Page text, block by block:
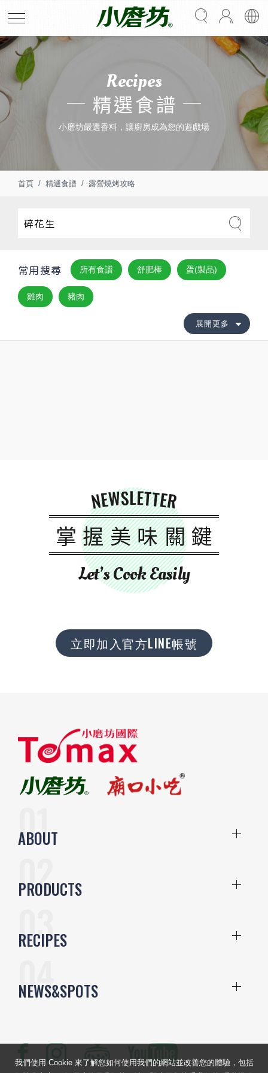
Recipes
精選食譜
小磨坊嚴選香料，讓廚房成為您的遊戲場
首頁 精選食譜 露營燒烤攻略
常用搜尋 所有食譜 舒肥棒 蛋(製品)
雞肉 豬肉
展開更多
NEWSLETTER
掌握美味關鍵
Let’s Cook Easily
立即加入官方LINE帳號
ABOUT
PRODUCTS
RECIPES
NEWS&SPOTS
我們使用 Cookie 來了解您如何使用我們的網站並改善您的體驗，包括